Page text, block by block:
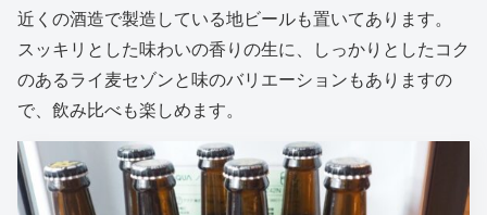
近くの酒造で製造している地ビールも置いてあります。
スッキリとした味わいの香りの生に、しっかりとしたコク
のあるライ麦セゾンと味のバリエーションもありますの
で、飲み比べも楽しめます。